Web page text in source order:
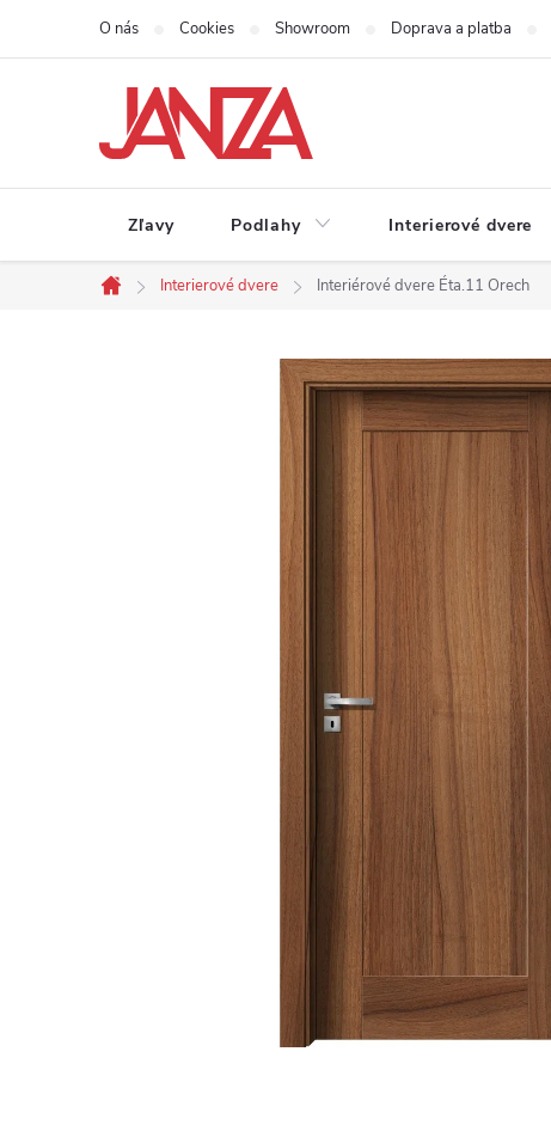
Prejsť na obsah
O nás Cookies Showroom Doprava a platba
Zľavy Podlahy Interierové dvere
Domov
Interierové dvere Interiérové dvere Éta.11 Orech